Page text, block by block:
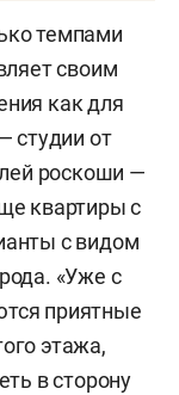
темпами
своим
как для
студии от
роскоши —
квартиры с
с видом
«Уже с
приятные
этажа,
в сторону